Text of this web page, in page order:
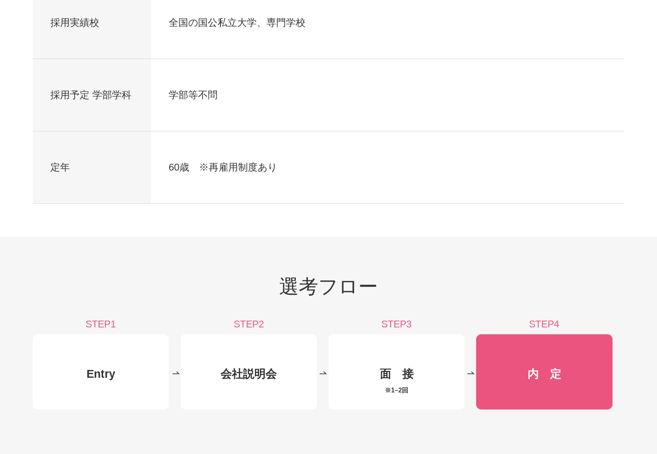
採用実績校 全国の国公私立大学、専門学校
採用予定 学部学科 学部等不問
定年 60歳 ※再雇用制度あり
選考フロー
STEP1
Entry
STEP2
会社説明会
STEP3
面 接
※1~2回
STEP4
内 定